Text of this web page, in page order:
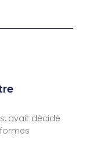
avait décidé